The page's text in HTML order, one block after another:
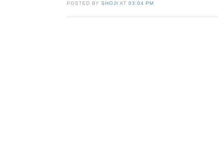
POSTED BYSHOJI AT 03:04 PM